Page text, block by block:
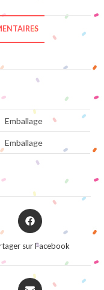
Emballage
Emballage
Opens
in
sur Facebook
Opens